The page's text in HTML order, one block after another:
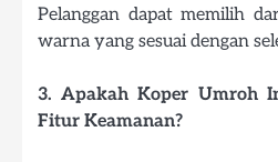
Pelanggan dapat memilih
warna yang sesuai dengan
3. Apakah Koper Umroh
Fitur Keamanan?